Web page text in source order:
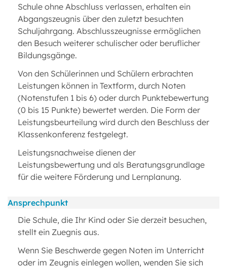
Schule ohne Abschluss verlassen, erhalten ein
Abgangszeugnis über den zuletzt besuchten
Schuljahrgang. Abschlusszeugnisse ermöglichen
den Besuch weiterer schulischer oder beruflicher
Bildungsgänge.
Von den Schülerinnen und Schülern erbrachten
Leistungen können in Textform, durch Noten
(Notenstufen 1 bis 6) oder durch Punktebewertung
(0 bis 15 Punkte) bewertet werden. Die Form der
Leistungsbeurteilung wird durch den Beschluss der
Klassenkonferenz festgelegt.
Leistungsnachweise dienen der
Leistungsbewertung und als Beratungsgrundlage
für die weitere Förderung und Lernplanung.
Ansprechpunkt
Die Schule, die Ihr Kind oder Sie derzeit besuchen,
stellt ein Zuegnis aus.
Wenn Sie Beschwerde gegen Noten im Unterricht
oder im Zeugnis einlegen wollen, wenden Sie sich